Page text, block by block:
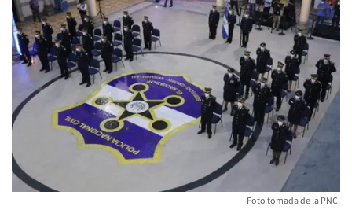
Foto tomada de la PNC.